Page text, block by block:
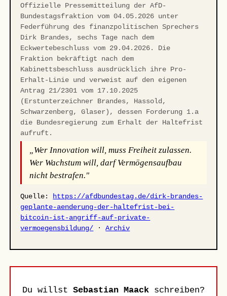
Offizielle Pressemitteilung der AfD-
Bundestagsfraktion vom 04.05.2026 unter
Federführung des finanzpolitischen Sprechers
Dirk Brandes, sechs Tage nach dem
Eckwertebeschluss vom 29.04.2026. Die
Fraktion bekräftigt nach dem
Kabinettsbeschluss ausdrücklich ihre Pro-
Erhalt-Linie und verweist auf den eigenen
Antrag 21/2301 vom 17.10.2025
(Erstunterzeichner Brandes, Hassold,
Schwarzenberg, Glaser), dessen Forderung 1.a
die Bundesregierung zum Erhalt der Haltefrist
aufruft.
„Wer Innovation will, muss Freiheit zulassen.
Wer Wachstum will, darf Vermögensaufbau
nicht bestrafen."
Quelle:
https://afdbundestag.de/dirk-brandes-
geplante-aenderung-der-haltefrist-bei-
bitcoin-ist-angriff-auf-private-
vermoegensbildung/ ·Archiv
Du willst Sebastian Maack schreiben?